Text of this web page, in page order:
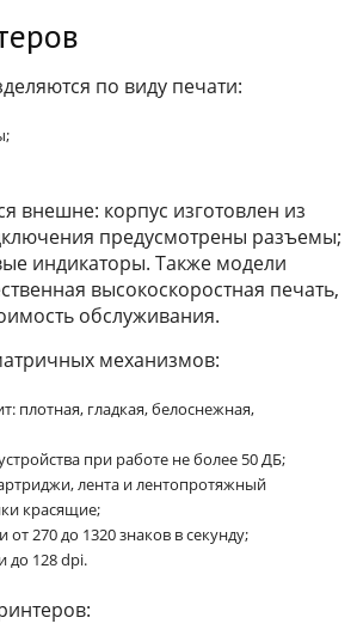
по виду печати:
внешне: корпус изготовлен из
предусмотрены разъемы;
индикаторы. Также модели
высокоскоростная печать,
обслуживания.
механизмов:
плотная, гладкая, белоснежная,
при работе не более 50 ДБ;
лента и лентопротяжный
красящие;
от 270 до 1320 знаков в секунду;
до 128 dpi.